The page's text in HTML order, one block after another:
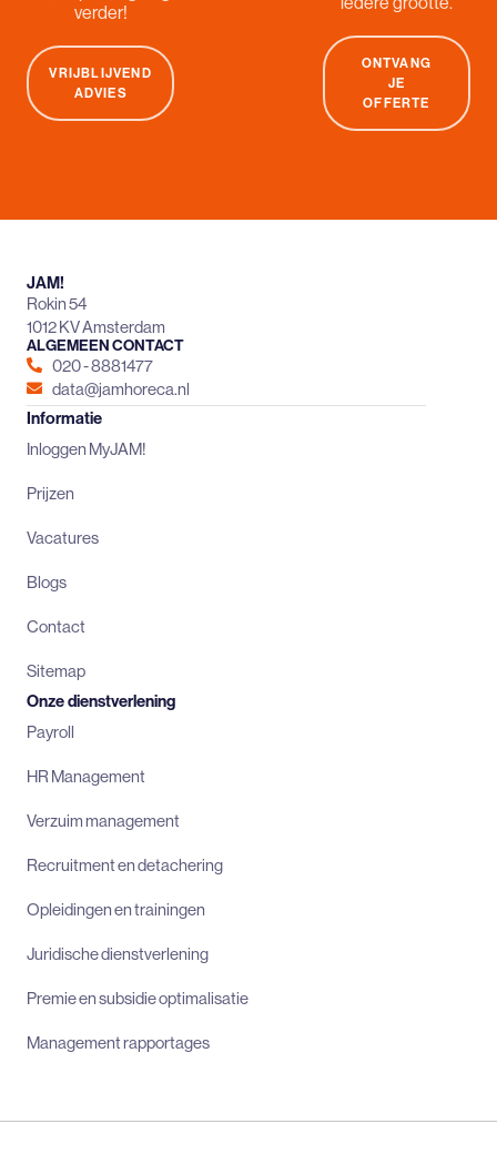
verder!
VRIJBLIJVEND
ADVIES
ONTVANG
JE
OFFERTE
JAM!
Rokin 54
1012 KV Amsterdam
ALGEMEEN CONTACT
020 - 8881477
data@jamhoreca.nl
Informatie
Inloggen MyJAM!
Prijzen
Vacatures
Blogs
Contact
Sitemap
Onze dienstverlening
Payroll
HR Management
Verzuim management
Recruitment en detachering
Opleidingen en trainingen
Juridische dienstverlening
Premie en subsidie optimalisatie
Management rapportages